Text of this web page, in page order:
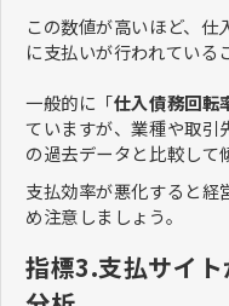
この数値が高いほど、
に支払いが行われている
一般的に「仕入債務回転
ていますが、業種や取引
の過去データと比較して
支払効率が悪化すると経
め注意しましょう。
指標3.支払サイ